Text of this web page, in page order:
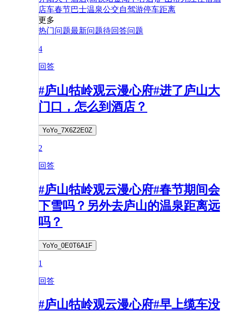
店车春节巴士温泉公交自驾游停车距离
更多
热门问题最新问题待回答问题
4
回答
#庐山牯岭观云漫心府#进了庐山大
门口，怎么到酒店？
YoYo_7X6Z2E0Z
2
回答
#庐山牯岭观云漫心府#春节期间会
下雪吗？另外去庐山的温泉距离远
吗？
YoYo_0E0T6A1F
1
回答
#庐山牯岭观云漫心府#早上缆车没